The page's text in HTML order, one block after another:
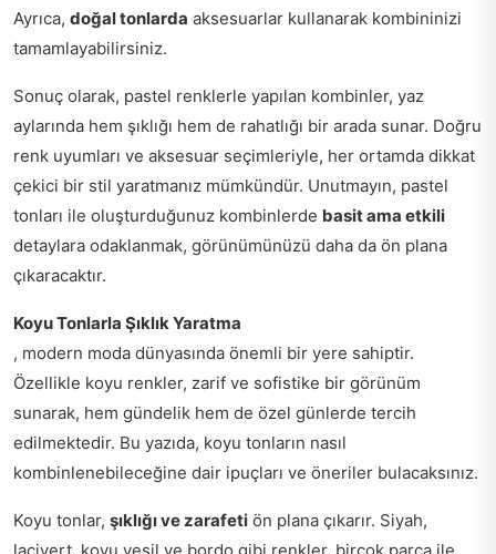
Ayrıca, doğal tonlarda aksesuarlar kullanarak kombininizi
tamamlayabilirsiniz.
Sonuç olarak, pastel renklerle yapılan kombinler, yaz
aylarında hem şıklığı hem de rahatlığı bir arada sunar. Doğru
renk uyumları ve aksesuar seçimleriyle, her ortamda dikkat
çekici bir stil yaratmanız mümkündür. Unutmayın, pastel
tonları ile oluşturduğunuz kombinlerde basit ama etkili
detaylara odaklanmak, görünümünüzü daha da ön plana
çıkaracaktır.
Koyu Tonlarla Şıklık Yaratma
, modern moda dünyasında önemli bir yere sahiptir.
Özellikle koyu renkler, zarif ve sofistike bir görünüm
sunarak, hem gündelik hem de özel günlerde tercih
edilmektedir. Bu yazıda, koyu tonların nasıl
kombinlenebileceğine dair ipuçları ve öneriler bulacaksınız.
Koyu tonlar, şıklığı ve zarafeti ön plana çıkarır. Siyah,